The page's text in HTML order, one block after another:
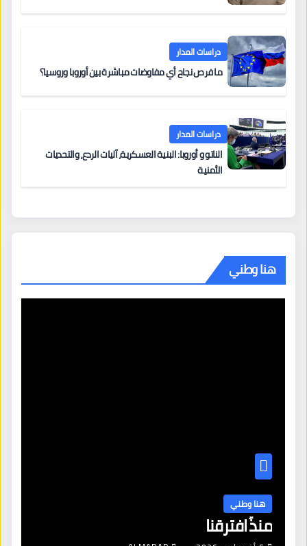
دراسات المدار
ما فرص نجاح أي مفاوضات مباشرة بين أوروبا وروسيا؟
دراسات المدار
الناتو و أوروبا: البنية العسكرية، آليات الردع، والتحديات
الأمنية
هنا وطني
هنا وطني
منذُ افترقنا